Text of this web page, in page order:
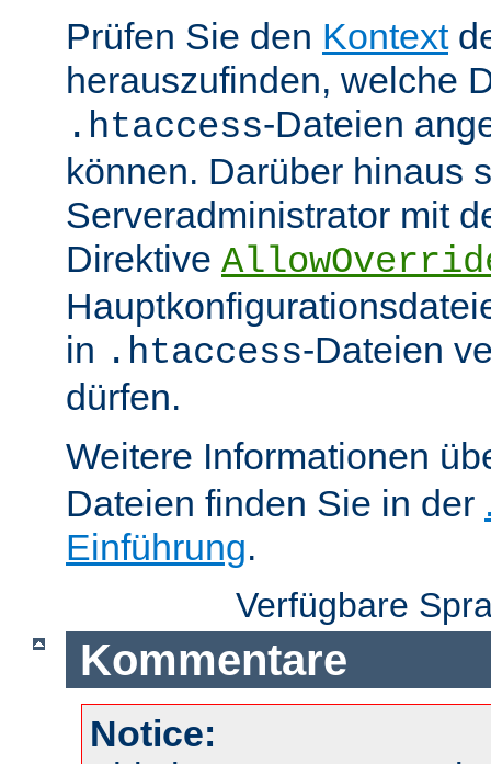
Prüfen Sie den Kontext
herauszufinden, welche
.htaccess-Dateien
können. Darüber hinaus
Serveradministrator mit
Direktive
in .htaccess-Dateien
dürfen.
Weitere Informationen
Dateien finden Sie in der
Einführung.
Verfügbare
Kommentare
Notice: